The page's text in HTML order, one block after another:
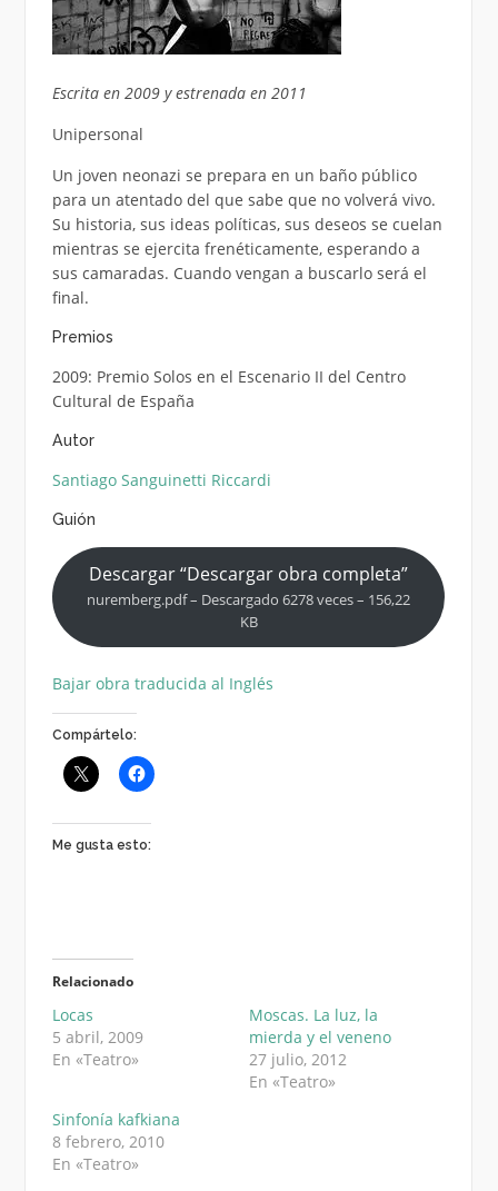
Escrita en 2009 y estrenada en 2011
Unipersonal
Un joven neonazi se prepara en un baño público
para un atentado del que sabe que no volverá vivo.
Su historia, sus ideas políticas, sus deseos se cuelan
mientras se ejercita frenéticamente, esperando a
sus camaradas. Cuando vengan a buscarlo será el
final.
Premios
2009: Premio Solos en el Escenario II del Centro
Cultural de España
Autor
Santiago Sanguinetti Riccardi
Guión
Descargar “Descargar obra completa”
nuremberg.pdf – Descargado 6278 veces – 156,22
KB
Bajar obra traducida al Inglés
Compártelo:
Me gusta esto:
Relacionado
Locas
5 abril, 2009
En «Teatro»
Moscas. La luz, la
mierda y el veneno
27 julio, 2012
En «Teatro»
Sinfonía kafkiana
8 febrero, 2010
En «Teatro»